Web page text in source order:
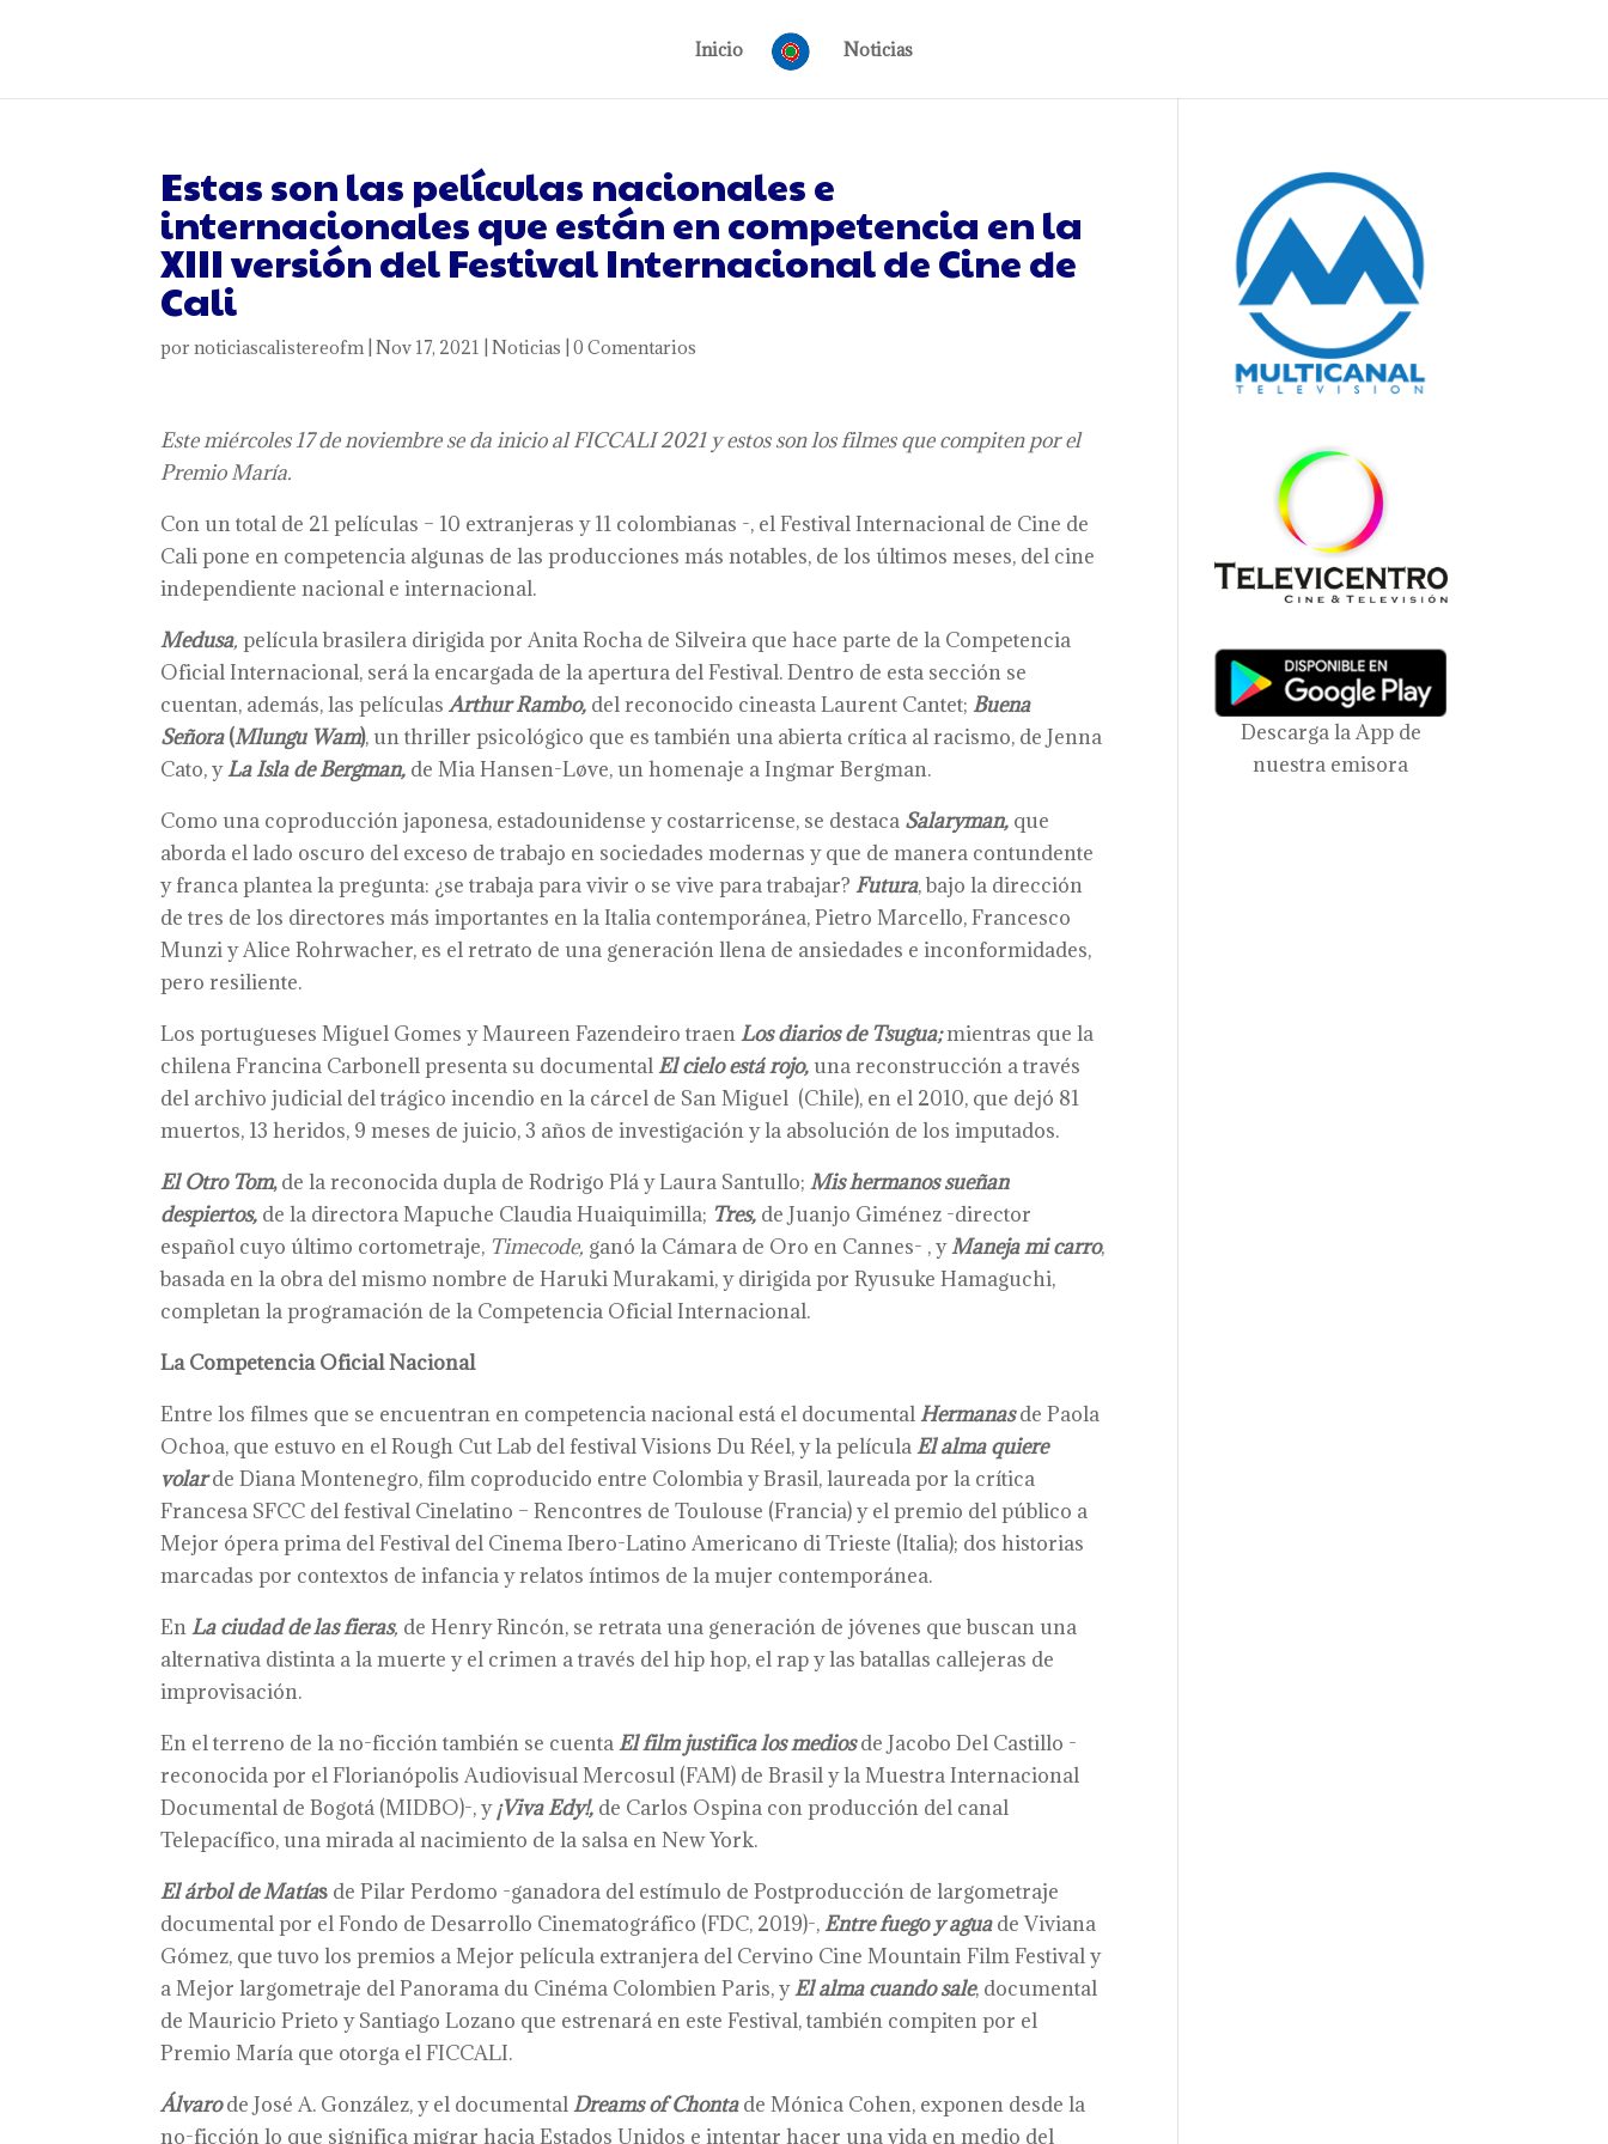
Inicio Noticias
Estas son las películas nacionales e
internacionales que están en competencia en la
XIII versión del Festival Internacional de Cine de
Cali
pornoticiascalistereofm|Nov 17, 2021 |Noticias |0 Comentarios
Este miércoles 17 de noviembre se da inicio al FICCALI 2021 y estos son los filmes que compiten por el
Premio María.
Con un total de 21 películas – 10 extranjeras y 11 colombianas -, el Festival Internacional de Cine de
Cali pone en competencia algunas de las producciones más notables, de los últimos meses, del cine
independiente nacional e internacional.
Medusa,película brasilera dirigida por Anita Rocha de Silveira que hace parte de la Competencia
Oficial Internacional, será la encargada de la apertura del Festival. Dentro de esta sección se
cuentan, además, las películasArthur Rambo, del reconocido cineasta Laurent Cantet;Buena
Señora(Mlungu Wam), un thriller psicológico que es también una abierta crítica al racismo, de Jenna
Cato, yLa Isla de Bergman, de Mia Hansen-Løve, un homenaje a Ingmar Bergman.
Como una coproducción japonesa, estadounidense y costarricense, se destaca Salaryman, que
aborda el lado oscuro del exceso de trabajo en sociedades modernas y que de manera contundente
y franca plantea la pregunta: ¿se trabaja para vivir o se vive para trabajar?Futura, bajo la dirección
de tres de los directores más importantes en la Italia contemporánea, Pietro Marcello, Francesco
Munzi y Alice Rohrwacher, es el retrato de una generación llena de ansiedades e inconformidades,
pero resiliente.
Los portugueses Miguel Gomes y Maureen Fazendeiro traenLos diarios de Tsugua;mientras que la
chilena Francina Carbonell presenta su documentalEl cielo está rojo,una reconstrucción a través
del archivo judicial del trágico incendio en la cárcel de San Miguel (Chile), en el 2010, que dejó 81
muertos, 13 heridos, 9 meses de juicio, 3 años de investigación y la absolución de los imputados.
El Otro Tom,de la reconocida dupla de Rodrigo Plá y Laura Santullo;Mis hermanos sueñan
despiertos, de la directora Mapuche Claudia Huaiquimilla; Tres, de Juanjo Giménez -director
español cuyo último cortometraje, Timecode, ganó la Cámara de Oro en Cannes- , yManeja mi carro,
basada en la obra del mismo nombre de Haruki Murakami, y dirigida por Ryusuke Hamaguchi,
completan la programación de la Competencia Oficial Internacional.
La Competencia Oficial Nacional
Entre los filmes que se encuentran en competencia nacional está el documentalHermanas de Paola
Ochoa, que estuvo en el Rough Cut Lab del festival Visions Du Réel, y la películaEl alma quiere
volar de Diana Montenegro, film coproducido entre Colombia y Brasil, laureada por la crítica
Francesa SFCC del festival Cinelatino – Rencontres de Toulouse (Francia) y el premio del público a
Mejor ópera prima del Festival del Cinema Ibero-Latino Americano di Trieste (Italia); dos historias
marcadas por contextos de infancia y relatos íntimos de la mujer contemporánea.
EnLa ciudad de las fieras, de Henry Rincón, se retrata una generación de jóvenes que buscan una
alternativa distinta a la muerte y el crimen a través del hip hop, el rap y las batallas callejeras de
improvisación.
En el terreno de la no-ficción también se cuentaEl film justifica los medios de Jacobo Del Castillo -
reconocida por el Florianópolis Audiovisual Mercosul (FAM) de Brasil y la Muestra Internacional
Documental de Bogotá (MIDBO)-, y¡Viva Edy!, de Carlos Ospina con producción del canal
Telepacífico, una mirada al nacimiento de la salsa en New York.
El árbol de Matías de Pilar Perdomo -ganadora del estímulo de Postproducción de largometraje
documental por el Fondo de Desarrollo Cinematográfico (FDC, 2019)-,Entre fuego y agua de Viviana
Gómez, que tuvo los premios a Mejor película extranjera del Cervino Cine Mountain Film Festival y
a Mejor largometraje del Panorama du Cinéma Colombien Paris, yEl alma cuando sale, documental
de Mauricio Prieto y Santiago Lozano que estrenará en este Festival, también compiten por el
Premio María que otorga el FICCALI.
Álvarode José A. González, y el documentalDreams of Chonta de Mónica Cohen, exponen desde la
no-ficción lo que significa migrar hacia Estados Unidos e intentar hacer una vida en medio del
Descarga la App de
nuestra emisora